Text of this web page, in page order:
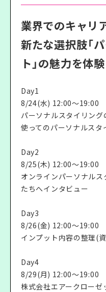
業界でのキャリ
新たな選択肢「
ト」の魅⼒を体
Day1
8/24(水) 12:00～19:00
パーソナルスタイリン
使ってのパーソナルスタ
Day2
8/25(木) 12:00～19:00
オンラインパーソナル
たちへインタビュー
Day3
8/26(金) 12:00～19:00
インプット内容の整理(
Day4
8/29(月) 12:00～19:00
株式会社エアークローゼ